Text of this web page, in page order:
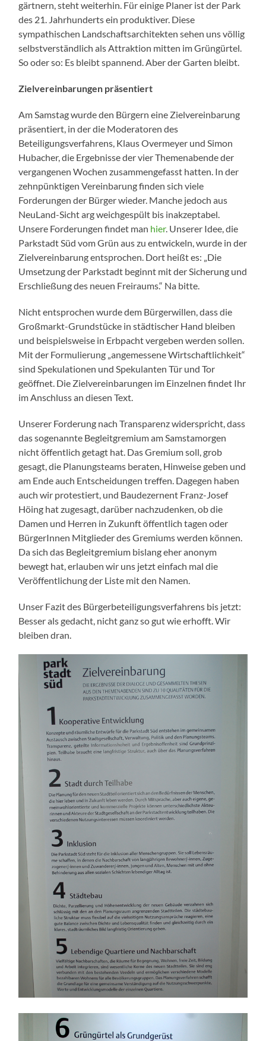
gärtnern, steht weiterhin. Für einige Planer ist der Park
des 21. Jahrhunderts ein produktiver. Diese
sympathischen Landschaftsarchitekten sehen uns völlig
selbstverständlich als Attraktion mitten im Grüngürtel.
So oder so: Es bleibt spannend. Aber der Garten bleibt.
Zielvereinbarungen präsentiert
Am Samstag wurde den Bürgern eine Zielvereinbarung
präsentiert, in der die Moderatoren des
Beteiligungsverfahrens, Klaus Overmeyer und Simon
Hubacher, die Ergebnisse der vier Themenabende der
vergangenen Wochen zusammengefasst hatten. In der
zehnpünktigen Vereinbarung finden sich viele
Forderungen der Bürger wieder. Manche jedoch aus
NeuLand-Sicht arg weichgespült bis inakzeptabel.
Unsere Forderungen findet man hier. Unserer Idee, die
Parkstadt Süd vom Grün aus zu entwickeln, wurde in der
Zielvereinbarung entsprochen. Dort heißt es: „Die
Umsetzung der Parkstadt beginnt mit der Sicherung und
Erschließung des neuen Freiraums.“ Na bitte.
Nicht entsprochen wurde dem Bürgerwillen, dass die
Großmarkt-Grundstücke in städtischer Hand bleiben
und beispielsweise in Erbpacht vergeben werden sollen.
Mit der Formulierung „angemessene Wirtschaftlichkeit“
sind Spekulationen und Spekulanten Tür und Tor
geöffnet. Die Zielvereinbarungen im Einzelnen findet Ihr
im Anschluss an diesen Text.
Unserer Forderung nach Transparenz widerspricht, dass
das sogenannte Begleitgremium am Samstamorgen
nicht öffentlich getagt hat. Das Gremium soll, grob
gesagt, die Planungsteams beraten, Hinweise geben und
am Ende auch Entscheidungen treffen. Dagegen haben
auch wir protestiert, und Baudezernent Franz-Josef
Höing hat zugesagt, darüber nachzudenken, ob die
Damen und Herren in Zukunft öffentlich tagen oder
BürgerInnen Mitglieder des Gremiums werden können.
Da sich das Begleitgremium bislang eher anonym
bewegt hat, erlauben wir uns jetzt einfach mal die
Veröffentlichung der Liste mit den Namen.
Unser Fazit des Bürgerbeteiligungsverfahrens bis jetzt:
Besser als gedacht, nicht ganz so gut wie erhofft. Wir
bleiben dran.